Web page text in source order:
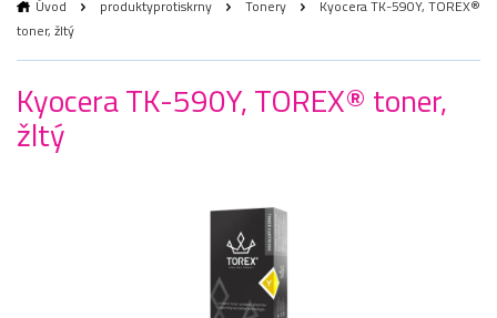
Úvod produktyprotiskrny Tonery
Kyocera TK-590Y, TOREX®
toner, žltý
Kyocera TK-590Y, TOREX® toner,
žltý